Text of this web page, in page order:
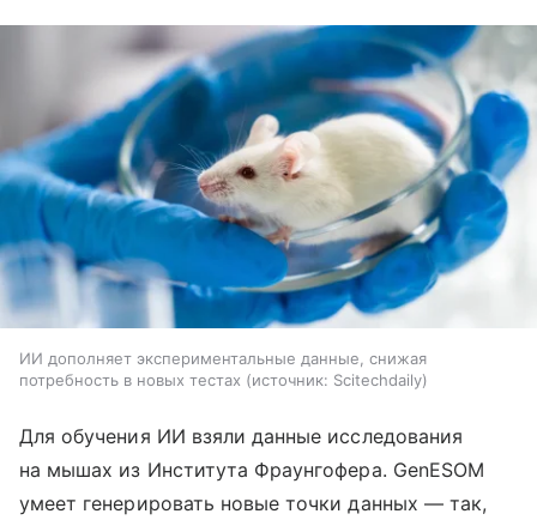
ИИ дополняет экспериментальные данные, снижая
потребность в новых тестах
источник: Scitechdaily
Для обучения ИИ взяли данные исследования
на мышах из Института Фраунгофера. GenESOM
умеет генерировать новые точки данных — так,